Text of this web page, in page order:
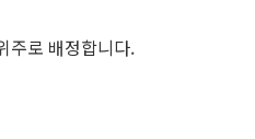
주로 배정합니다.